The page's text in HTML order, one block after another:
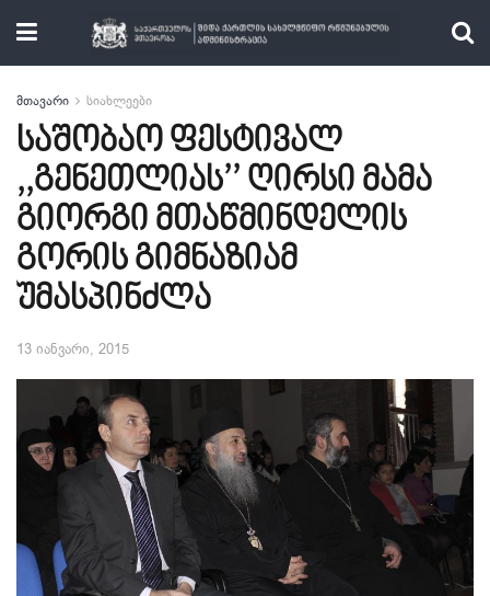
მთავარი სიახლეები
საშობაო ფესტივალ
,,გენეთლიას’’ ღირსი მამა
გიორგი მთაწმინდელის
გორის გიმნაზიამ
უმასპინძლა
13 იანვარი, 2015